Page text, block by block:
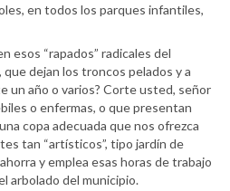
en todos los parques infantiles,
esos “rapados” radicales del
dejan los troncos pelados y a
un año o varios? Corte usted, señor
o enfermas, o que presentan
copa adecuada que nos ofrezca
tan “artísticos”, tipo jardín de
y emplea esas horas de trabajo
arbolado del municipio.